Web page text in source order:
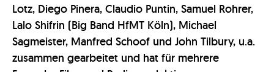
Lotz, Diego Pinera, Claudio Puntin, Samuel Rohrer,
Lalo Shifrin (Big Band HfMT Köln), Michael
Sagmeister, Manfred Schoof und John Tilbury, u.a.
zusammen gearbeitet und hat für mehrere